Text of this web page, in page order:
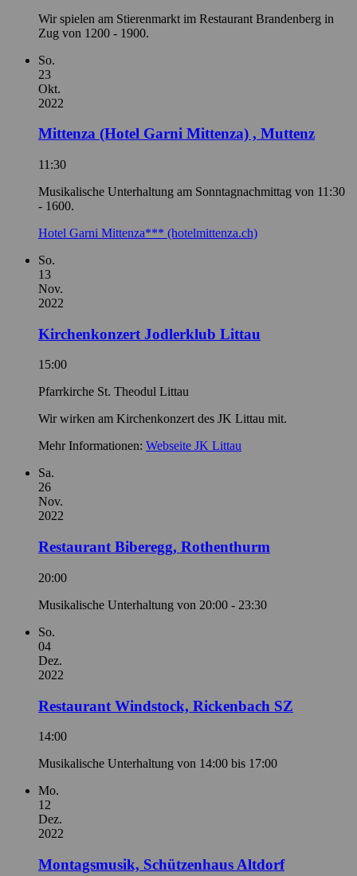
Wir spielen am Stierenmarkt im Restaurant Brandenberg in
Zug von 1200 - 1900.
So.
23
Okt.
2022
Mittenza (Hotel Garni Mittenza) , Muttenz
11:30
Musikalische Unterhaltung am Sonntagnachmittag von 11:30
- 1600.
Hotel Garni Mittenza*** (hotelmittenza.ch)
So.
13
Nov.
2022
Kirchenkonzert Jodlerklub Littau
15:00
Pfarrkirche St. Theodul Littau
Wir wirken am Kirchenkonzert des JK Littau mit.
Mehr Informationen: Webseite JK Littau
Sa.
26
Nov.
2022
Restaurant Biberegg, Rothenthurm
20:00
Musikalische Unterhaltung von 20:00 - 23:30
So.
04
Dez.
2022
Restaurant Windstock, Rickenbach SZ
14:00
Musikalische Unterhaltung von 14:00 bis 17:00
Mo.
12
Dez.
2022
Montagsmusik, Schützenhaus Altdorf